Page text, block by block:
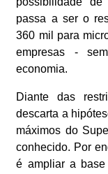
passa a ser o
360 mil para
empresas -
economia.
Diante das
descarta a
máximos do
conhecido. Por
é ampliar a